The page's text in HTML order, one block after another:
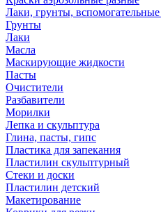
Лаки, грунты, вспомогательные
Грунты
Лаки
Масла
Маскирующие жидкости
Пасты
Очистители
Разбавители
Морилки
Лепка и скульптура
Глина, пасты, гипс
Пластика для запекания
Пластилин скульптурный
Стеки и доски
Пластилин детский
Макетирование